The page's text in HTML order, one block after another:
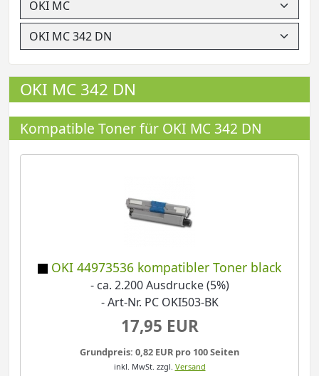
OKI MC 342 DN
Kompatible Toner für OKI MC 342 DN
OKI 44973536 kompatibler Toner black
- ca. 2.200 Ausdrucke (5%)
- Art-Nr. PC OKI503-BK
17,95 EUR
Grundpreis: 0,82 EUR pro 100 Seiten
inkl. MwSt. zzgl. Versand